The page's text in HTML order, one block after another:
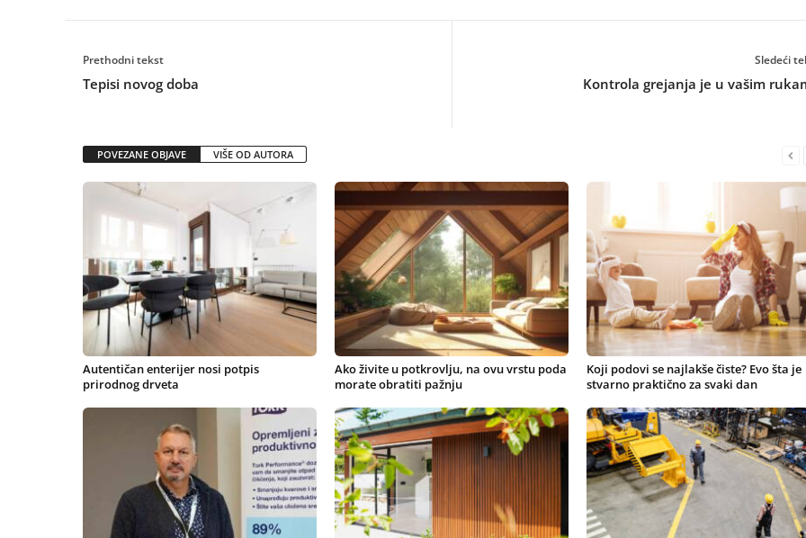
Prethodni tekst
Tepisi novog doba
Sledeći
Kontrola grejanja je u vašim
POVEZANE OBJAVE VIŠE OD AUTORA
Autentičan enterijer nosi potpis
prirodnog drveta
Ako živite u potkrovlju, na ovu vrstu poda
morate obratiti pažnju
Koji podovi se najlakše čiste? Evo šta je
stvarno praktično za svaki dan